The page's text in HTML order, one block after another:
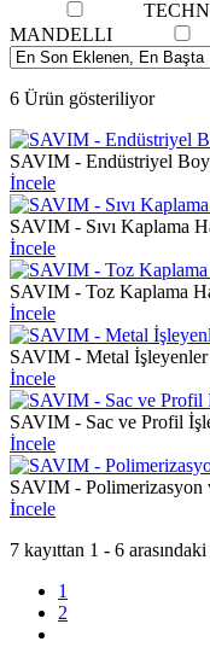
MANDELLI
6 Ürün gösteriliyor
SAVIM - Endüstriyel
İncele
SAVIM - Sıvı Kaplama
İncele
SAVIM - Toz Kaplama
İncele
SAVIM - Metal
İncele
SAVIM - Sac ve Profil
İncele
SAVIM - Polimerizasyon
İncele
7 kayıttan 1 - 6
1
2